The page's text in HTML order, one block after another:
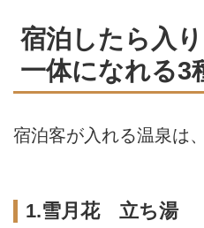
宿泊したら入
一体になれる3
宿泊客が入れる温泉は
1.雪月花 立ち湯